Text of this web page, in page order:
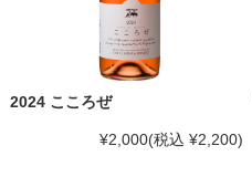
2024 こころぜ
¥2,000(税込 ¥2,200)